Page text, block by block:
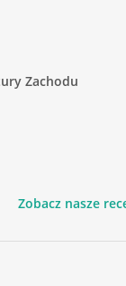
Zachodu
Zobacz nasze